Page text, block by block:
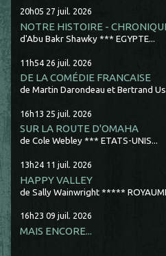
20h05 27 juil. 2026
NOTRE HISTOIRE -
d'Abu Bakr Shawky *** EGYPTE...
11h54 26 juil. 2026
DE LA COMÉDIE FRANCAISE
de Martin Darondeau et Bertrand
16h13 25 juil. 2026
SUR LA ROUTE D'OMAHA
de Cole Webley *** ETATS-UNIS...
13h24 11 juil. 2026
HAPPY VALLEY
de Sally Wainwright *****
16h23 09 juil. 2026
MAIS ENCORE...